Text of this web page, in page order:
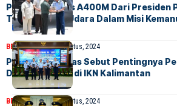
Pesawat Airbus A400M Dari Presiden
TNI Angkatan Udara Dalam Misi
BERITAHOME23 Agustus, 2024
Pangkoopsudnas Sebut Pentingnya
Darat dan Laut di IKN Kalimantan
BERITAHOME14 Agustus, 2024